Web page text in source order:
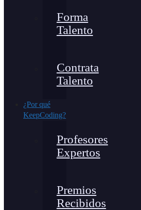
Forma
Talento
Contrata
Talento
¿Por qué
KeepCoding?
Profesores
Expertos
Premios
Recibidos